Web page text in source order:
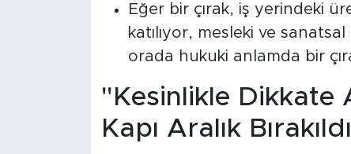
Eğer bir çırak, iş yerindeki
katılıyor, mesleki ve
orada hukuki anlamda bir
"Kesinlikle Dikkate
Kapı Aralık Bırakıldı